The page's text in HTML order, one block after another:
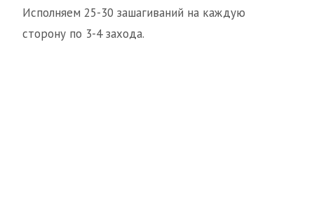
Исполняем 25-30 зашагиваний на каждую
сторону по 3-4 захода.